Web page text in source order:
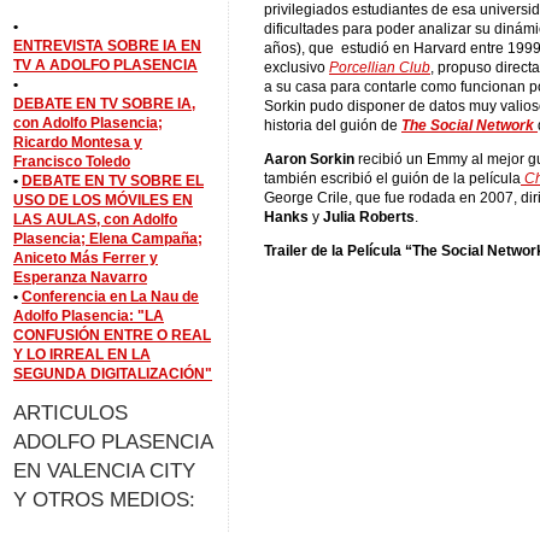
privilegiados estudiantes de esa
dificultades para poder analizar su
años), que estudió en Harvard entre
exclusivo Porcellian Club, propuso
a su casa para contarle como funcionan
Sorkin pudo disponer de datos muy
historia del guión de The Social Network
Aaron Sorkin recibió un Emmy al mejor
también escribió el guión de la película
George Crile, que fue rodada en 2007,
Hanks y Julia Roberts.
Trailer de la Película “The Social
•
ENTREVISTA SOBRE IA EN
TV A ADOLFO PLASENCIA
•
DEBATE EN TV SOBRE IA,
con Adolfo Plasencia;
Ricardo Montesa y
Francisco Toledo
• DEBATE EN TV SOBRE EL
USO DE LOS MÓVILES EN
LAS AULAS, con Adolfo
Plasencia; Elena Campaña;
Aniceto Más Ferrer y
Esperanza Navarro
• Conferencia en La Nau de
Adolfo Plasencia: "LA
CONFUSIÓN ENTRE O REAL
Y LO IRREAL EN LA
SEGUNDA DIGITALIZACIÓN"
ARTICULOS
ADOLFO PLASENCIA
EN VALENCIA CITY
Y OTROS MEDIOS: